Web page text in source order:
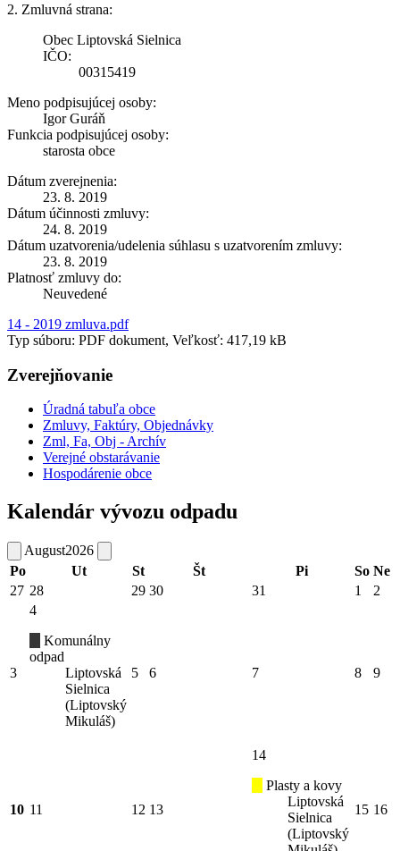
2. Zmluvná strana:
Obec Liptovská Sielnica
IČO:
00315419
Meno podpisujúcej osoby:
Igor Guráň
Funkcia podpisujúcej osoby:
starosta obce
Dátum zverejnenia:
23. 8. 2019
Dátum účinnosti zmluvy:
24. 8. 2019
Dátum uzatvorenia/udelenia súhlasu s uzatvorením zmluvy:
23. 8. 2019
Platnosť zmluvy do:
Neuvedené
14 - 2019 zmluva.pdf
Typ súboru: PDF dokument, Veľkosť: 417,19 kB
Zverejňovanie
Úradná tabuľa obce
Zmluvy, Faktúry, Objednávky
Zml, Fa, Obj - Archív
Verejné obstarávanie
Hospodárenie obce
Kalendár vývozu odpadu
August2026
Po
Ut St Št Pi So Ne
27 28 29 30 31 1 2
3
4
Komunálny
odpad
Liptovská
Sielnica
(Liptovský
Mikuláš)
5 6 7 8 9
10 11 12 13
14
Plasty a kovy
Liptovská
Sielnica
(Liptovský
15 16